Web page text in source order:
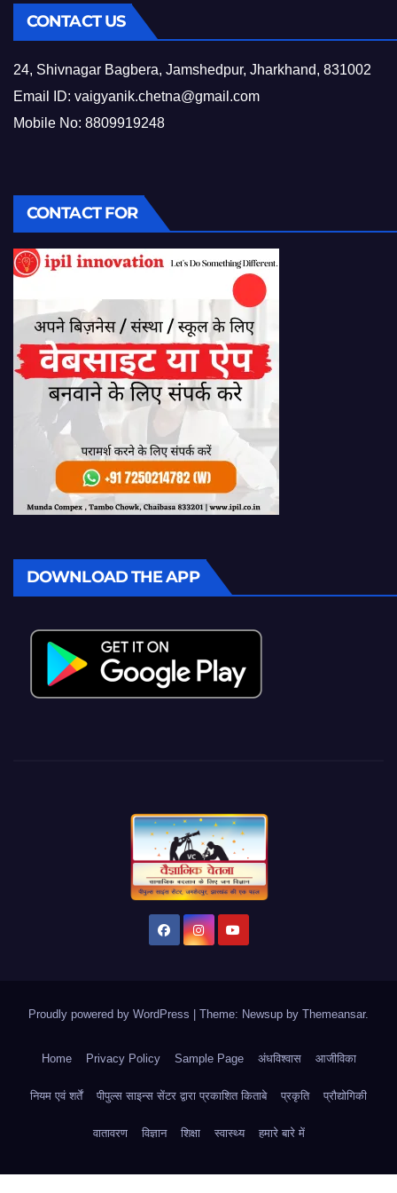
CONTACT US
24, Shivnagar Bagbera, Jamshedpur, Jharkhand, 831002
Email ID: vaigyanik.chetna@gmail.com
Mobile No: 8809919248
CONTACT FOR
DOWNLOAD THE APP
Proudly powered by WordPress Theme: Newsup by Themeansar.
Home Privacy Policy Sample Page अंधविश्वास आजीविका
नियम एवं शर्तें पीपुल्स साइन्स सेंटर द्वारा प्रकाशित किताबे प्रकृति प्रौद्योगिकी
वातावरण विज्ञान शिक्षा स्वास्थ्य हमारे बारे में